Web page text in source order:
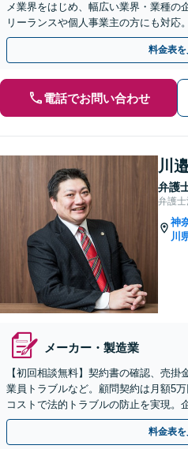
メ業界をはじめ、幅広い業界・業種の
リーランスや個人事業主の方にも対応
はお任せください
料金表を
電話でお問い合わせ
川
弁護
弁護
神
川
メーカー・製造業
【初回相談無料】契約書の確認、売
業員トラブルなど。顧問契約は月額5
コストで法的トラブルの防止を実現。
方の家事事件のご相談も可能です【横
料金表を